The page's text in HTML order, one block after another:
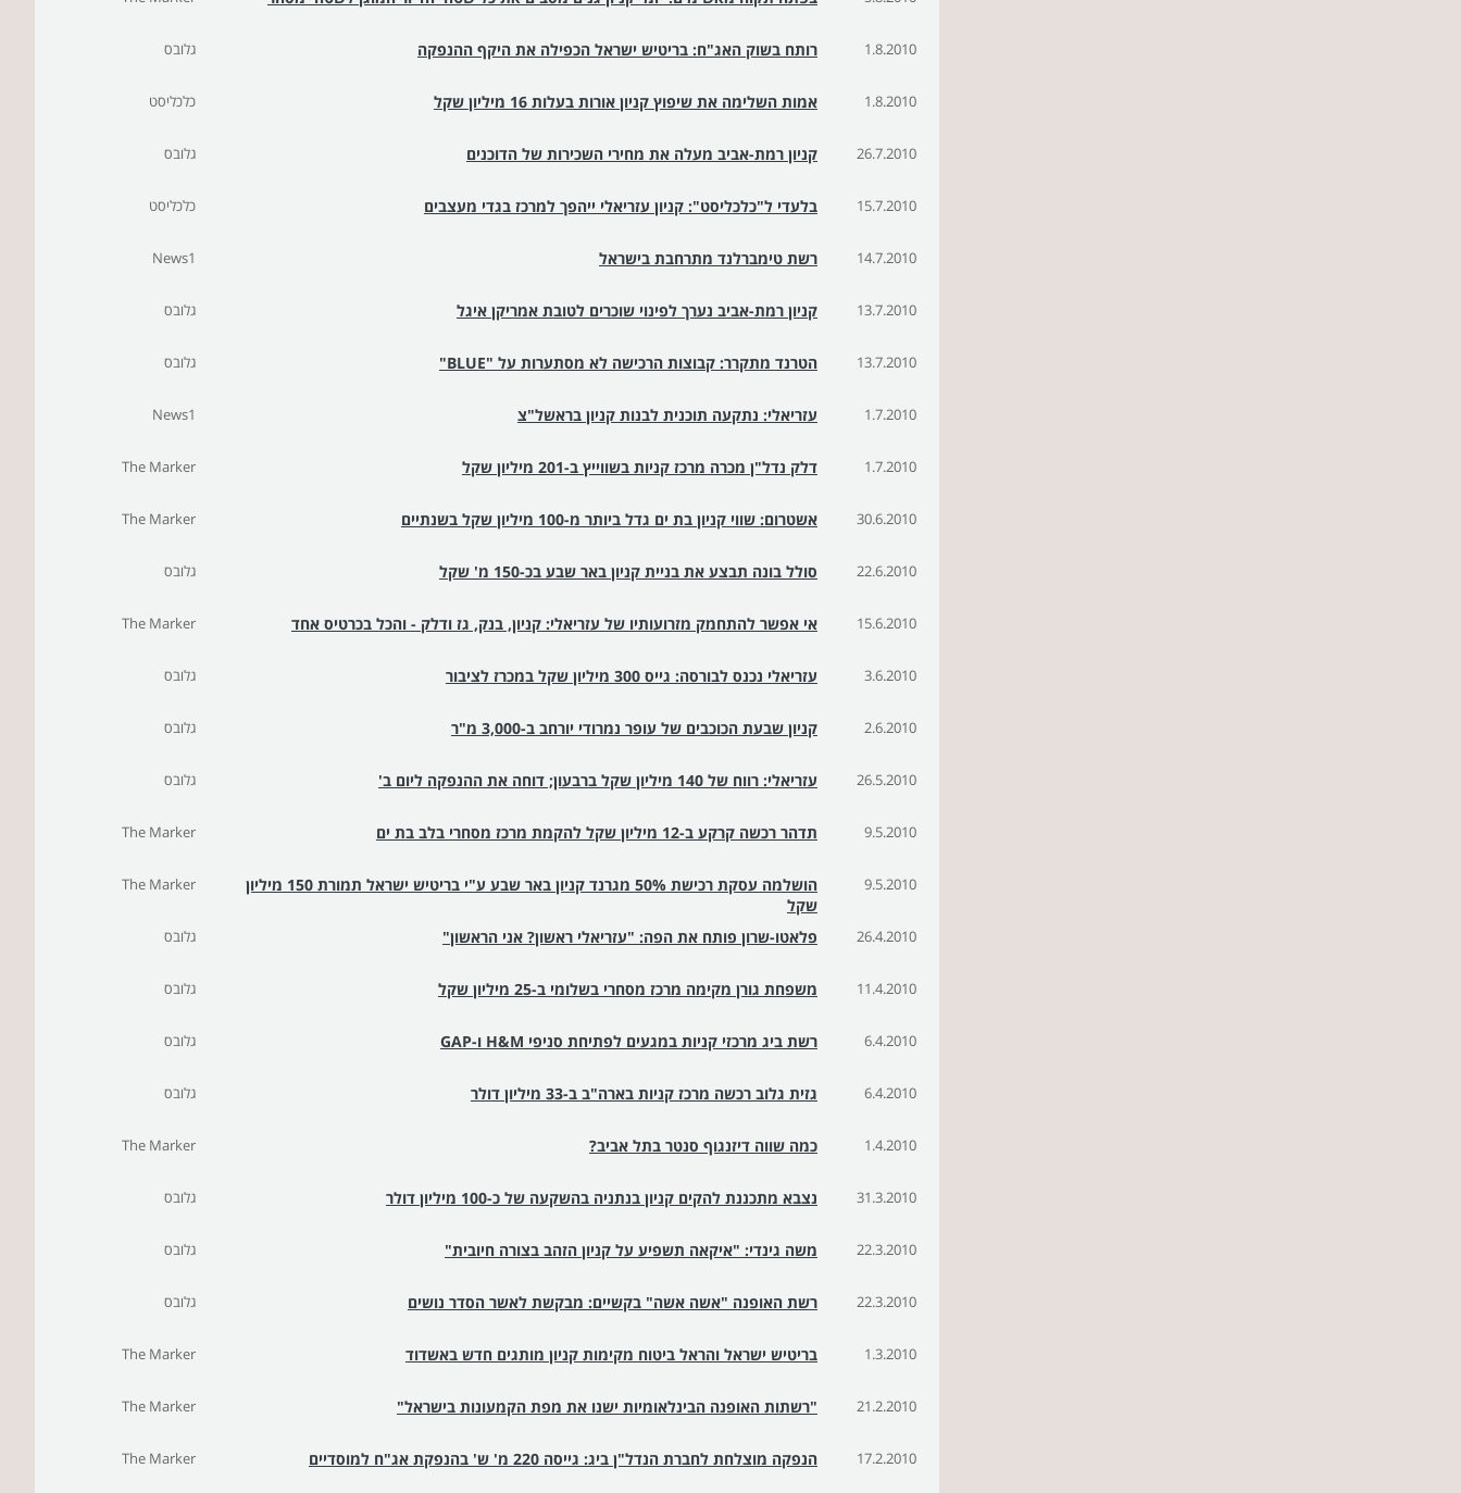
1.8.2010 רותח בשוק האג"ח: בריטיש ישראל הכפילה את היקף ההנפקה גלובס
1.8.2010 אמות השלימה את שיפוץ קניון אורות בעלות 16 מיליון שקל כלכליסט
26.7.2010 קניון רמת-אביב מעלה את מחירי השכירות של הדוכנים גלובס
15.7.2010 בלעדי ל"כלכליסט": קניון עזריאלי ייהפך למרכז בגדי מעצבים כלכליסט
14.7.2010 רשת טימברלנד מתרחבת בישראל News1
13.7.2010 קניון רמת-אביב נערך לפינוי שוכרים לטובת אמריקן איגל גלובס
13.7.2010 הטרנד מתקרר: קבוצות הרכישה לא מסתערות על "BLUE" גלובס
1.7.2010 עזריאלי: נתקעה תוכנית לבנות קניון בראשל"צ News1
1.7.2010 דלק נדל"ן מכרה מרכז קניות בשווייץ ב-201 מיליון שקל The Marker
30.6.2010 אשטרום: שווי קניון בת ים גדל ביותר מ-100 מיליון שקל בשנתיים The Marker
22.6.2010 סולל בונה תבצע את בניית קניון באר שבע בכ-150 מ' שקל גלובס
15.6.2010 אי אפשר להתחמק מזרועותיו של עזריאלי: קניון, בנק, גז ודלק - והכל בכרטיס אחד The Marker
3.6.2010 עזריאלי נכנס לבורסה: גייס 300 מיליון שקל במכרז לציבור גלובס
2.6.2010 קניון שבעת הכוכבים של עופר נמרודי יורחב ב-3,000 מ"ר גלובס
26.5.2010 עזריאלי: רווח של 140 מיליון שקל ברבעון; דוחה את ההנפקה ליום ב' גלובס
9.5.2010 תדהר רכשה קרקע ב-12 מיליון שקל להקמת מרכז מסחרי בלב בת ים The Marker
9.5.2010
הושלמה עסקת רכישת 50% מגרנד קניון באר שבע ע"י בריטיש ישראל תמורת 150 מיליון
שקל
The Marker
26.4.2010 פלאטו-שרון פותח את הפה: "עזריאלי ראשון? אני הראשון" גלובס
11.4.2010 משפחת גורן מקימה מרכז מסחרי בשלומי ב-25 מיליון שקל גלובס
6.4.2010 רשת ביג מרכזי קניות במגעים לפתיחת סניפי H&M ו-GAP גלובס
6.4.2010 גזית גלוב רכשה מרכז קניות בארה"ב ב-33 מיליון דולר גלובס
1.4.2010 כמה שווה דיזנגוף סנטר בתל אביב? The Marker
31.3.2010 נצבא מתכננת להקים קניון בנתניה בהשקעה של כ-100 מיליון דולר גלובס
22.3.2010 משה גינדי: "איקאה תשפיע על קניון הזהב בצורה חיובית" גלובס
22.3.2010 רשת האופנה "אשה אשה" בקשיים: מבקשת לאשר הסדר נושים גלובס
1.3.2010 בריטיש ישראל והראל ביטוח מקימות קניון מותגים חדש באשדוד The Marker
21.2.2010 "רשתות האופנה הבינלאומיות ישנו את מפת הקמעונות בישראל" The Marker
17.2.2010 הנפקה מוצלחת לחברת הנדל"ן ביג: גייסה 220 מ' ש' בהנפקת אג"ח למוסדיים The Marker